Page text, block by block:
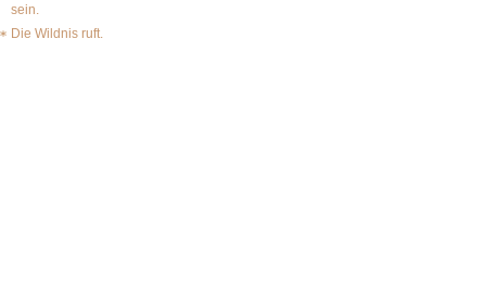
sein.
Die Wildnis ruft.